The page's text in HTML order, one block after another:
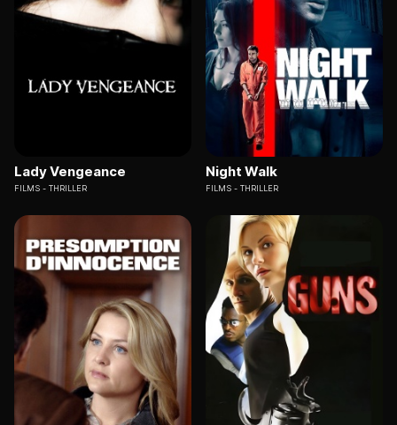
Lady Vengeance
FILMS THRILLER
Night Walk
FILMS THRILLER